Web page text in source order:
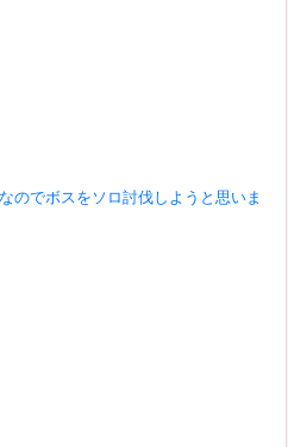
のでボスをソロ討伐しようと思いま